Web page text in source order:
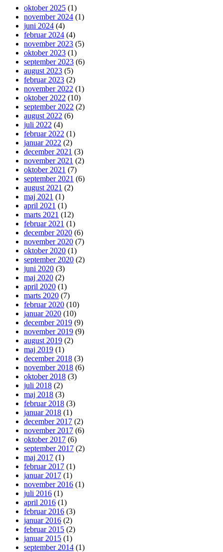
oktober 2025 (1)
november 2024 (1)
juni 2024 (4)
februar 2024 (4)
november 2023 (5)
oktober 2023 (1)
september 2023 (6)
august 2023 (5)
februar 2023 (2)
november 2022 (1)
oktober 2022 (10)
september 2022 (2)
august 2022 (6)
juli 2022 (4)
februar 2022 (1)
januar 2022 (2)
december 2021 (3)
november 2021 (2)
oktober 2021 (7)
september 2021 (6)
august 2021 (2)
maj 2021 (1)
april 2021 (1)
marts 2021 (12)
februar 2021 (1)
december 2020 (6)
november 2020 (7)
oktober 2020 (1)
september 2020 (2)
juni 2020 (3)
maj 2020 (2)
april 2020 (1)
marts 2020 (7)
februar 2020 (10)
januar 2020 (10)
december 2019 (9)
november 2019 (9)
august 2019 (2)
maj 2019 (1)
december 2018 (3)
november 2018 (6)
oktober 2018 (3)
juli 2018 (2)
maj 2018 (3)
februar 2018 (3)
januar 2018 (1)
december 2017 (2)
november 2017 (6)
oktober 2017 (6)
september 2017 (2)
maj 2017 (1)
februar 2017 (1)
januar 2017 (1)
november 2016 (1)
juli 2016 (1)
april 2016 (1)
februar 2016 (3)
januar 2016 (2)
februar 2015 (2)
januar 2015 (1)
september 2014 (1)